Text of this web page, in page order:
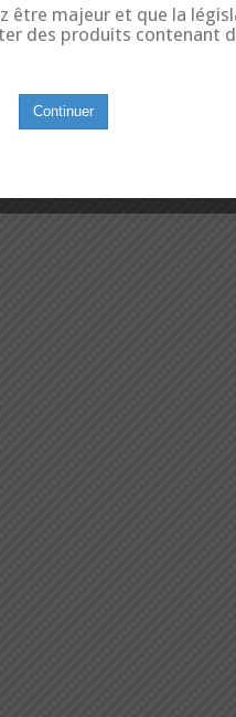
être majeur et que la
des produits contenant
Continuer